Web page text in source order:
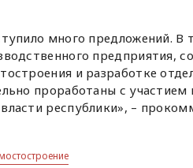
много предложений. В
предприятия,
и разработке
проработаны с участием
республики», –